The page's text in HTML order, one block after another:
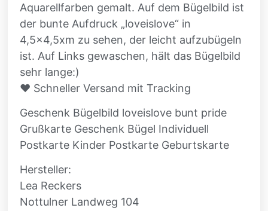
Aquarellfarben gemalt. Auf dem Bügelbild ist
der bunte Aufdruck „loveislove“ in
4,5×4,5xm zu sehen, der leicht aufzubügeln
ist. Auf Links gewaschen, hält das Bügelbild
sehr lange:)
♥ Schneller Versand mit Tracking
Geschenk Bügelbild loveislove bunt pride
Grußkarte Geschenk Bügel Individuell
Postkarte Kinder Postkarte Geburtskarte
Hersteller:
Lea Reckers
Nottulner Landweg 104